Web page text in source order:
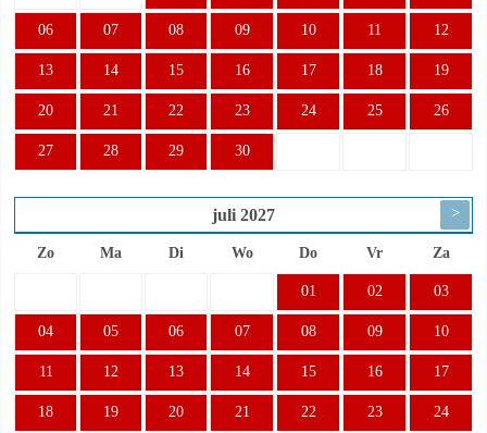
06 07 08 09 10 11 12
13 14 15 16 17 18 19
20 21 22 23 24 25 26
27 28 29 30
juli 2027 >
Zo Ma Di Wo Do Vr Za
01 02 03
04 05 06 07 08 09 10
11 12 13 14 15 16 17
18 19 20 21 22 23 24